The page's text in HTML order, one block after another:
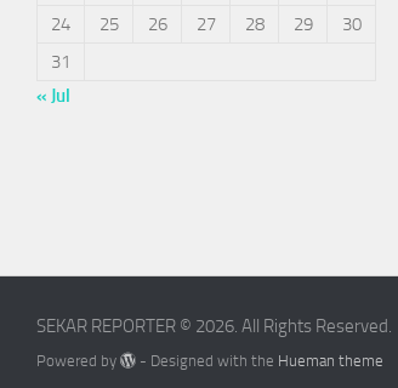
24
25 26 27 28 29
30
31
« Jul
SEKAR REPORTER © 2026. All Rights Reserved.
Powered by - Designed with the Hueman theme